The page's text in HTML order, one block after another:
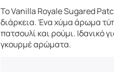
Το Vanilla Royale Sugared
διάρκεια. Ένα χύμα άρωμα
πατσουλί και ρούμι. Iδανικό
γκουρμέ αρώματα.